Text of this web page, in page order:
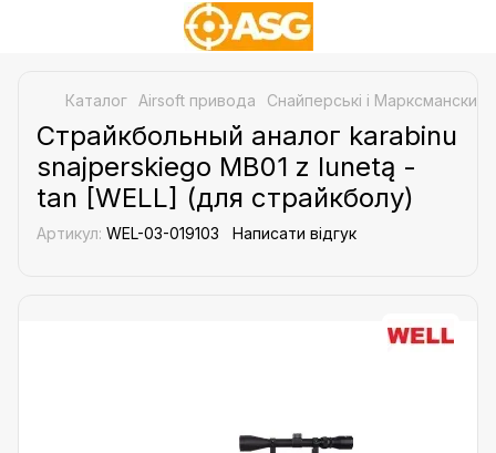
Каталог Airsoft привода Снайперські і Марксманские
Страйкбольный аналог karabinu
snajperskiego MB01 z lunetą -
tan [WELL] (для страйкболу)
Артикул: WEL-03-019103 Написати відгук